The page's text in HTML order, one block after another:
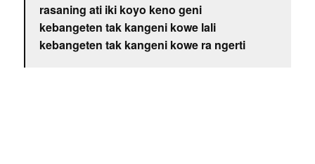
rasaning ati iki koyo keno geni
kebangeten tak kangeni kowe lali
kebangeten tak kangeni kowe ra ngerti